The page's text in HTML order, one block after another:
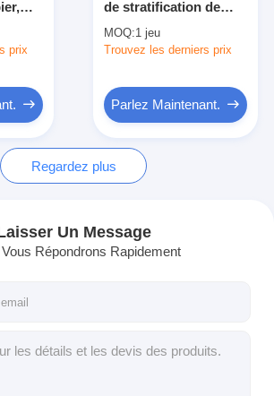
d'extrusion
enduit
machine de stratification
soufflée par fonte
de
prix
de stratification de
le dispositif
automatique de pince
MOQ:1 jeu
Trouvez les derniers prix
Parlez Maintenant.
Regardez plus
Un Message
Répondrons Rapidement